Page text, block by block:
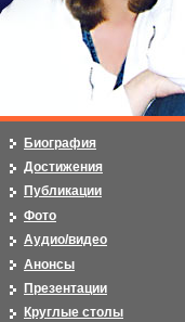
Биография
Достижения
Публикации
Фото
Аудио/видео
Анонсы
Презентации
Круглые столы